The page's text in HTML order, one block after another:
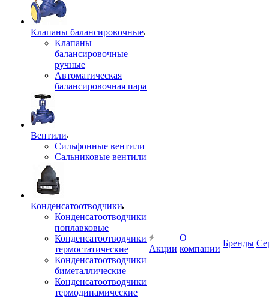
Клапаны балансировочные
Клапаны
балансировочные
ручные
Автоматическая
балансировочная пара
Вентили
Сильфонные вентили
Сальниковые вентили
Конденсатоотводчики
Конденсатоотводчики
поплавковые
Конденсатоотводчики
термостатические
Конденсатоотводчики
биметаллические
Конденсатоотводчики
термодинамические
Акции
О
компании
Бренды